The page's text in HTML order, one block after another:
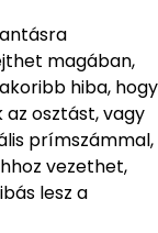
magában,
hiba, hogy
osztást, vagy
prímszámmal,
vezethet,
lesz a